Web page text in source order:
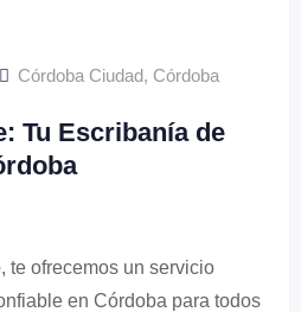
Córdoba Ciudad, Córdoba
Tu Escribanía de
, te ofrecemos un servicio
en Córdoba para todos